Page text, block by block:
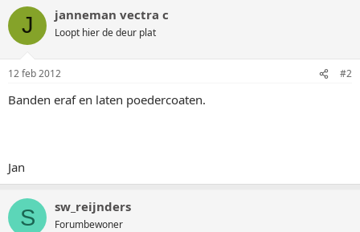
J janneman vectra c
Loopt hier de deur plat
12 feb 2012 #2
Banden eraf en laten poedercoaten.
Jan
S sw_reijnders
Forumbewoner